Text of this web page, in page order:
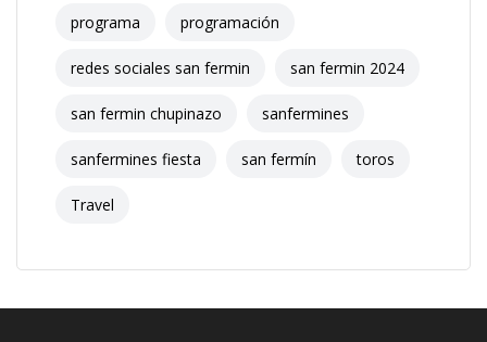
programa programación
redes sociales san fermin san fermin 2024
san fermin chupinazo sanfermines
sanfermines fiesta san fermín toros
Travel